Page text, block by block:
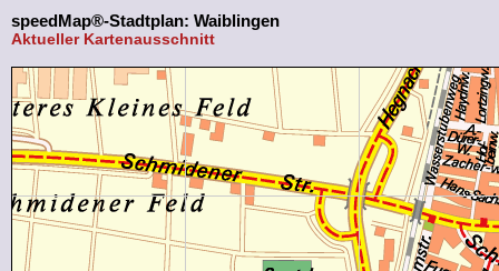
speedMap®-Stadtplan: Waiblingen
Aktueller Kartenausschnitt